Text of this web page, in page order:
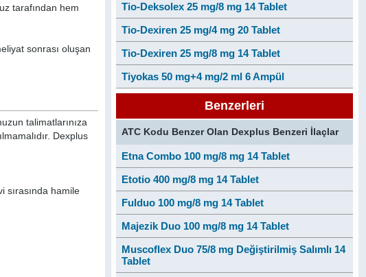
tarafından hem
sonrası oluşan
talimatlarınıza
Dexplus
sırasında hamile
Tio-Deksolex 25 mg/8 mg 14 Tablet
Tio-Dexiren 25 mg/4 mg 20 Tablet
Tio-Dexiren 25 mg/8 mg 14 Tablet
Tiyokas 50 mg+4 mg/2 ml 6 Ampül
Benzerleri
ATC Kodu Benzer Olan Dexplus Benzeri İlaçlar
Etna Combo 100 mg/8 mg 14 Tablet
Etotio 400 mg/8 mg 14 Tablet
Fulduo 100 mg/8 mg 14 Tablet
Majezik Duo 100 mg/8 mg 14 Tablet
Muscoflex Duo 75/8 mg Değiştirilmiş Salımlı 14
Tablet